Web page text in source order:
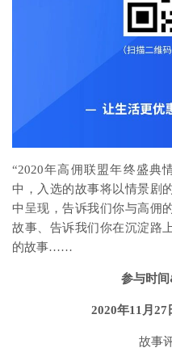
“2020年高佣联盟年终盛
中，入选的故事将以情景剧
中呈现，告诉我们你与高佣
故事、告诉我们你在沉淀路
的故事……
参与时
2020年11月27
故事